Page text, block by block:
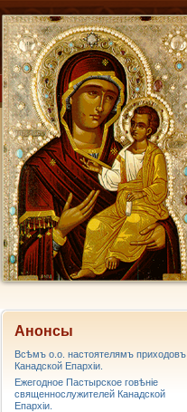
Анонсы
Всѣмъ о.о. настоятелямъ приходовъ
Канадской Епархiи.
Ежегодное Пастырское говѣніе
священнослужителей Канадской
Епархіи.